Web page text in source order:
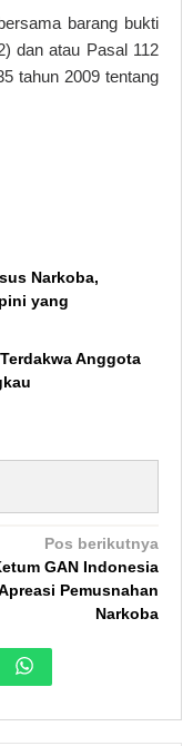
barang bukti
dan atau Pasal 112
tahun 2009 tentang
Narkoba,
yang
Anggota
Pos berikutnya
GAN Indonesia
Pemusnahan
Narkoba